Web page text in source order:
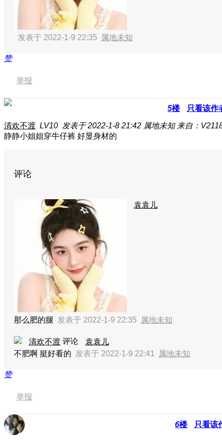
发表于 2022-1-9 22:35 属地未知
赞
举报
5楼 只看该作
清欢不渡 LV10 发表于 2022-1-8 21:42 属地未知 来自：
静静小姐姐穿牛仔裤 好显身材的
评论
袁袁儿
那么肥的腿 发表于 2022-1-9 22:35 属地未知
清欢不渡 评论
袁袁儿
不肥啊 挺好看的 发表于 2022-1-9 22:41 属地未知
赞
举报
6楼 只看该